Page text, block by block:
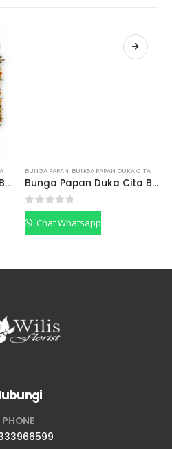
Bunga Papan Duka Cita BPDCF05
BUNGA PAPAN, BUNGA PAPAN DUKA CITA
Bunga Papan Duka Cita BPDCP04
0out of 5
Chat Whatsapp
PHONE